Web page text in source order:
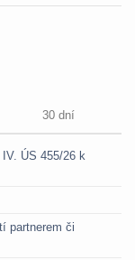
30 dní
ÚS 455/26 k
partnerem či